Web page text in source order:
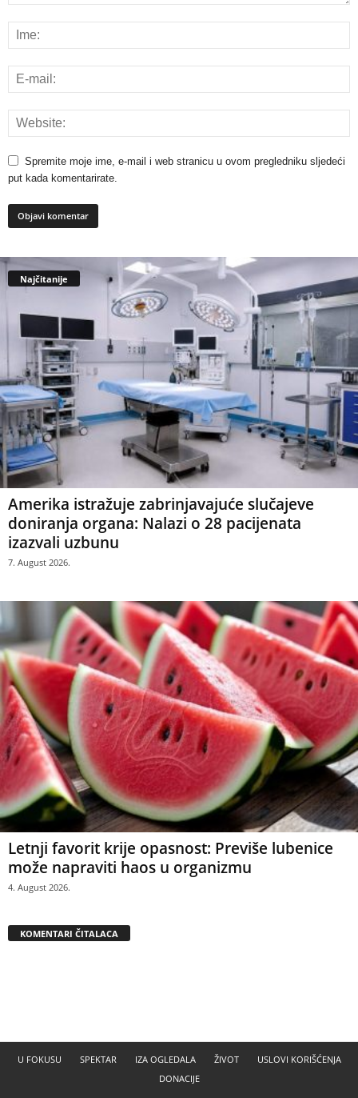
Spremite moje ime, e-mail i web stranicu u ovom pregledniku sljedeći
put kada komentarirate.
Najčitanije
Amerika istražuje zabrinjavajuće slučajeve
doniranja organa: Nalazi o 28 pacijenata
izazvali uzbunu
7. August 2026.
Letnji favorit krije opasnost: Previše lubenice
može napraviti haos u organizmu
4. August 2026.
KOMENTARI ČITALACA
U FOKUSU SPEKTAR IZA OGLEDALA ŽIVOT
USLOVI KORIŠĆENJA
DONACIJE